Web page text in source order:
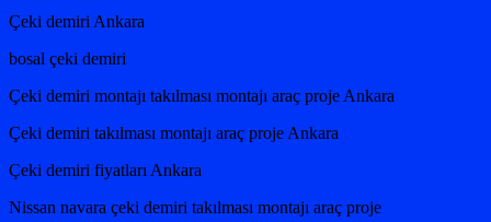
Çeki demiri Ankara
bosal çeki demiri
Çeki demiri montajı takılması montajı araç proje Ankara
Çeki demiri takılması montajı araç proje Ankara
Çeki demiri fiyatları Ankara
Nissan navara çeki demiri takılması montajı araç proje